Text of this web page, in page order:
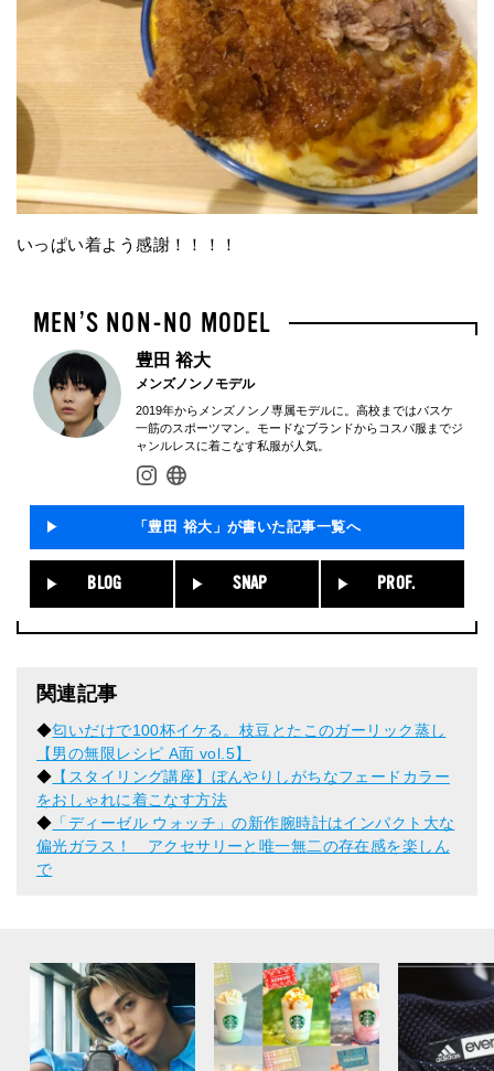
いっぱい着よう感謝！！！！
豊田 裕大
メンズノンノモデル
2019年からメンズノンノ専属モデルに。高校まではバスケ
一筋のスポーツマン。モードなブランドからコスパ服までジ
ャンルレスに着こなす私服が人気。
「豊田 裕大」が書いた記事一覧へ
BLOG SNAP PROF.
関連記事
◆匂いだけで100杯イケる。枝豆とたこのガーリック蒸し
【男の無限レシピ A面 vol.5】
◆ 【スタイリング講座】ぼんやりしがちなフェードカラー
をおしゃれに着こなす方法
◆ 「ディーゼル ウォッチ」の新作腕時計はインパクト大な
偏光ガラス！ アクセサリーと唯一無二の存在感を楽しん
で